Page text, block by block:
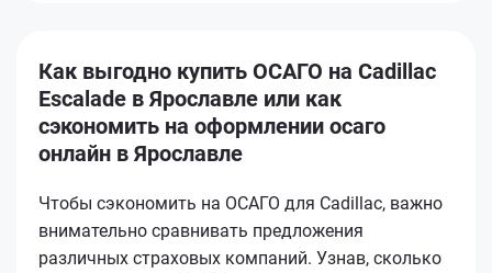
Как выгодно купить ОСАГО на Cadillac
Escalade в Ярославле или как
сэкономить на оформлении осаго
онлайн в Ярославле
Чтобы сэкономить на ОСАГО для Cadillac, важно
внимательно сравнивать предложения
различных страховых компаний. Узнав, сколько